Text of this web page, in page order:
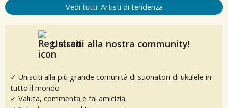
Vedi tutti: Artisti di tendenza
Unisciti alla nostra community!
✓ Unisciti alla più grande comunità di suonatori di ukulele in
tutto il mondo
✓ Valuta, commenta e fai amicizia